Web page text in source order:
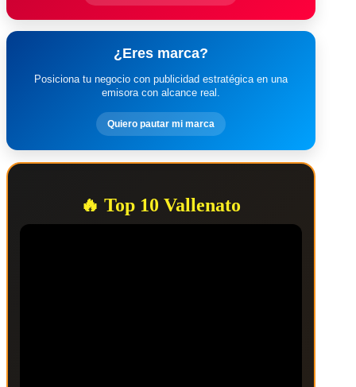
¿Eres marca?
Posiciona tu negocio con publicidad estratégica en una
emisora con alcance real.
Quiero pautar mi marca
🔥 Top 10 Vallenato